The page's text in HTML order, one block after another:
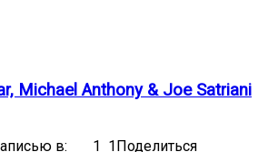
Michael Anthony & Joe Satriani
в: 1 1Поделиться